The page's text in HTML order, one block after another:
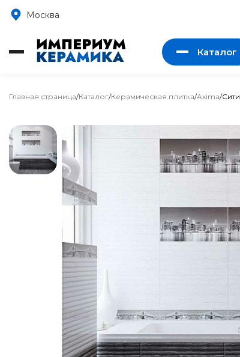
Москва
Каталог
Главная страница/Каталог/Керамическая плитка/Axima/Сити